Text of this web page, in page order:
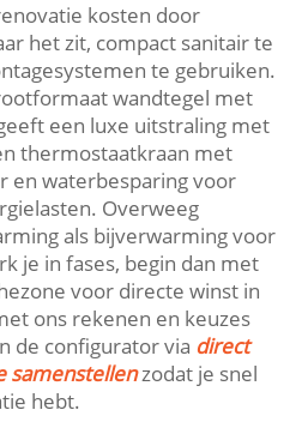
kosten door
het zit, compact sanitair te
te gebruiken.​
wandtegel met
een luxe uitstraling met
thermostaatkraan met
en waterbesparing voor
Overweeg
als bijverwarming voor
je in fases, begin dan met
voor directe winst in
ons rekenen en keuzes
de configurator via direct
samenstellenzodat je snel
hebt.​